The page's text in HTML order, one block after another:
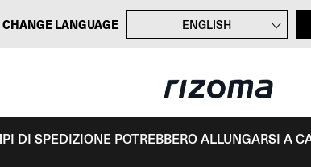
CHANGE LANGUAGE
ENGLISH
DEUTSCH
DI SPEDIZIONE POTREBBERO ALLUNGARSI A